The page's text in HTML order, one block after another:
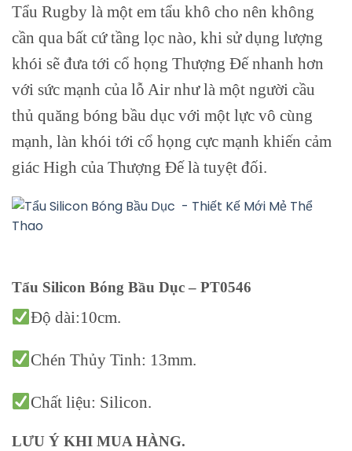
Tẩu Rugby là một em tẩu khô cho nên không
cần qua bất cứ tầng lọc nào, khi sử dụng lượng
khói sẽ đưa tới cổ họng Thượng Đế nhanh hơn
với sức mạnh của lỗ Air như là một người cầu
thủ quăng bóng bầu dục với một lực vô cùng
mạnh, làn khói tới cổ họng cực mạnh khiến cảm
giác High của Thượng Đế là tuyệt đối.
Tẩu Silicon Bóng Bầu Dục – PT0546
Độ dài:10cm.
Chén Thủy Tinh: 13mm.
Chất liệu: Silicon.
LƯU Ý KHI MUA HÀNG.